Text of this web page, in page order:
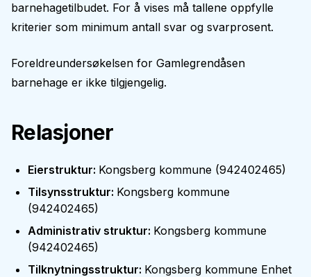
barnehagetilbudet. For å vises må tallene oppfylle
kriterier som minimum antall svar og svarprosent.
Foreldreundersøkelsen for Gamlegrendåsen
barnehage er ikke tilgjengelig.
Relasjoner
Eierstruktur: Kongsberg kommune (942402465)
Tilsynsstruktur: Kongsberg kommune
(942402465)
Administrativ struktur: Kongsberg kommune
(942402465)
Tilknytningsstruktur: Kongsberg kommune Enhet